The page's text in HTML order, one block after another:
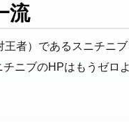
流
者）であるスニチニ
ニブのHPはもうゼロ